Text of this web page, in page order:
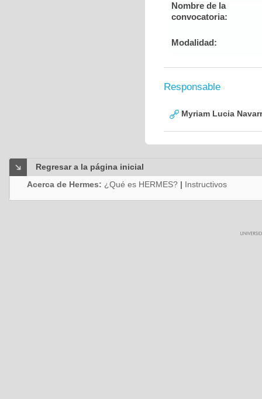
Nombre de la
convocatoria:
Modalidad:
Responsable
Myriam Lucia
Regresar a la página inicial
Acerca de Hermes: ¿Qué es HERMES? | Instructivos